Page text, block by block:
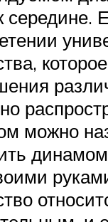
середине.
можно